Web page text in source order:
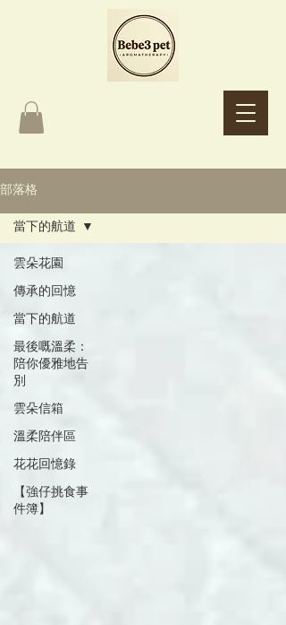
部落格
雲朵花園
傳承的回憶
當下的航道
最後嘅溫柔：
陪你優雅地告
別
雲朵信箱
溫柔陪伴區
花花回憶錄
【強仔挑食事
件簿】
當下的航道